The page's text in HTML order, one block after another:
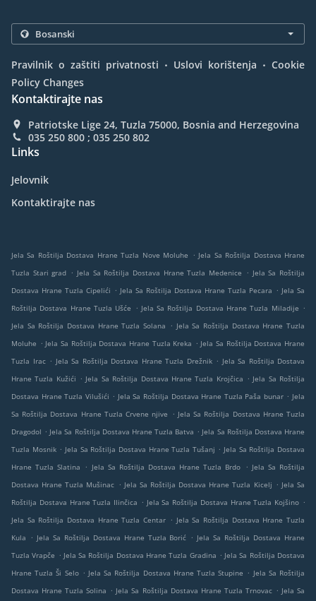
Pravilnik o zaštiti privatnosti . Uslovi korištenja . Cookie
Policy Changes
Kontaktirajte nas
Patriotske Lige 24, Tuzla 75000, Bosnia and Herzegovina
035 250 800 ; 035 250 802
Links
Jelovnik
Kontaktirajte nas
Jela Sa Roštilja Dostava Hrane Tuzla Nove Moluhe . Jela Sa Roštilja Dostava Hrane
Tuzla Stari grad . Jela Sa Roštilja Dostava Hrane Tuzla Medenice . Jela Sa Roštilja
Dostava Hrane Tuzla Cipelići . Jela Sa Roštilja Dostava Hrane Tuzla Pecara . Jela Sa
Roštilja Dostava Hrane Tuzla Ušće
. Jela Sa Roštilja Dostava Hrane Tuzla Miladije .
Jela Sa Roštilja Dostava Hrane Tuzla Solana
. Jela Sa Roštilja Dostava Hrane Tuzla
Moluhe . Jela Sa Roštilja Dostava Hrane Tuzla Kreka . Jela Sa Roštilja Dostava Hrane
Tuzla Irac . Jela Sa Roštilja Dostava Hrane Tuzla Drežnik . Jela Sa Roštilja Dostava
Hrane Tuzla Kužići . Jela Sa Roštilja Dostava Hrane Tuzla Krojčica . Jela Sa Roštilja
Dostava Hrane Tuzla Vilušići . Jela Sa Roštilja Dostava Hrane Tuzla Paša bunar . Jela
Sa Roštilja Dostava Hrane Tuzla Crvene njive
. Jela Sa Roštilja Dostava Hrane Tuzla
Dragodol . Jela Sa Roštilja Dostava Hrane Tuzla Batva . Jela Sa Roštilja Dostava Hrane
Tuzla Mosnik . Jela Sa Roštilja Dostava Hrane Tuzla Tušanj . Jela Sa Roštilja Dostava
Hrane Tuzla Slatina
. Jela Sa Roštilja Dostava Hrane Tuzla Brdo . Jela Sa Roštilja
Dostava Hrane Tuzla Mušinac . Jela Sa Roštilja Dostava Hrane Tuzla Kicelj . Jela Sa
Roštilja Dostava Hrane Tuzla Ilinčica . Jela Sa Roštilja Dostava Hrane Tuzla Kojšino .
Jela Sa Roštilja Dostava Hrane Tuzla Centar . Jela Sa Roštilja Dostava Hrane Tuzla
Kula
. Jela Sa Roštilja Dostava Hrane Tuzla Borić . Jela Sa Roštilja Dostava Hrane
Tuzla Vrapče . Jela Sa Roštilja Dostava Hrane Tuzla Gradina . Jela Sa Roštilja Dostava
Hrane Tuzla Ši Selo . Jela Sa Roštilja Dostava Hrane Tuzla Stupine . Jela Sa Roštilja
Dostava Hrane Tuzla Solina . Jela Sa Roštilja Dostava Hrane Tuzla Trnovac . Jela Sa